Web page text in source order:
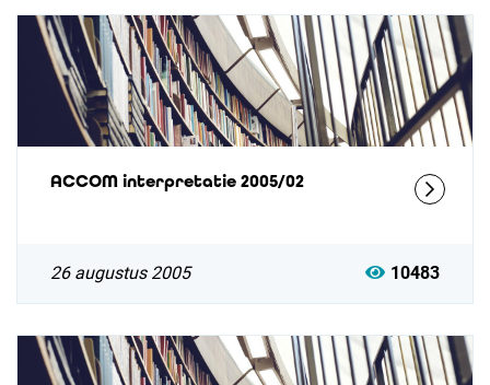
ACCOM interpretatie 2005/02
26 augustus 2005 10483